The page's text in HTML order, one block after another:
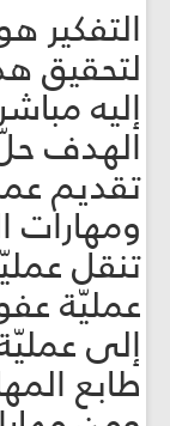
التفكير
لتحقيق
إليه
الهدف حلّ
تقديم
ومهارات
تنقل
عمليّة
إلى
طابع